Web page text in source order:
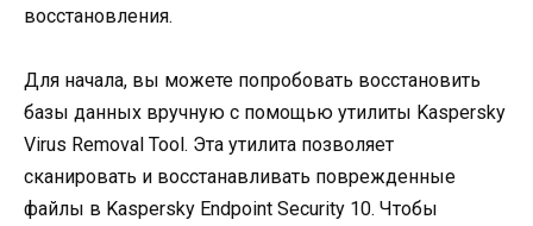
восстановления.
Для начала, вы можете попробовать восстановить
базы данных вручную с помощью утилиты Kaspersky
Virus Removal Tool. Эта утилита позволяет
сканировать и восстанавливать поврежденные
файлы в Kaspersky Endpoint Security 10. Чтобы